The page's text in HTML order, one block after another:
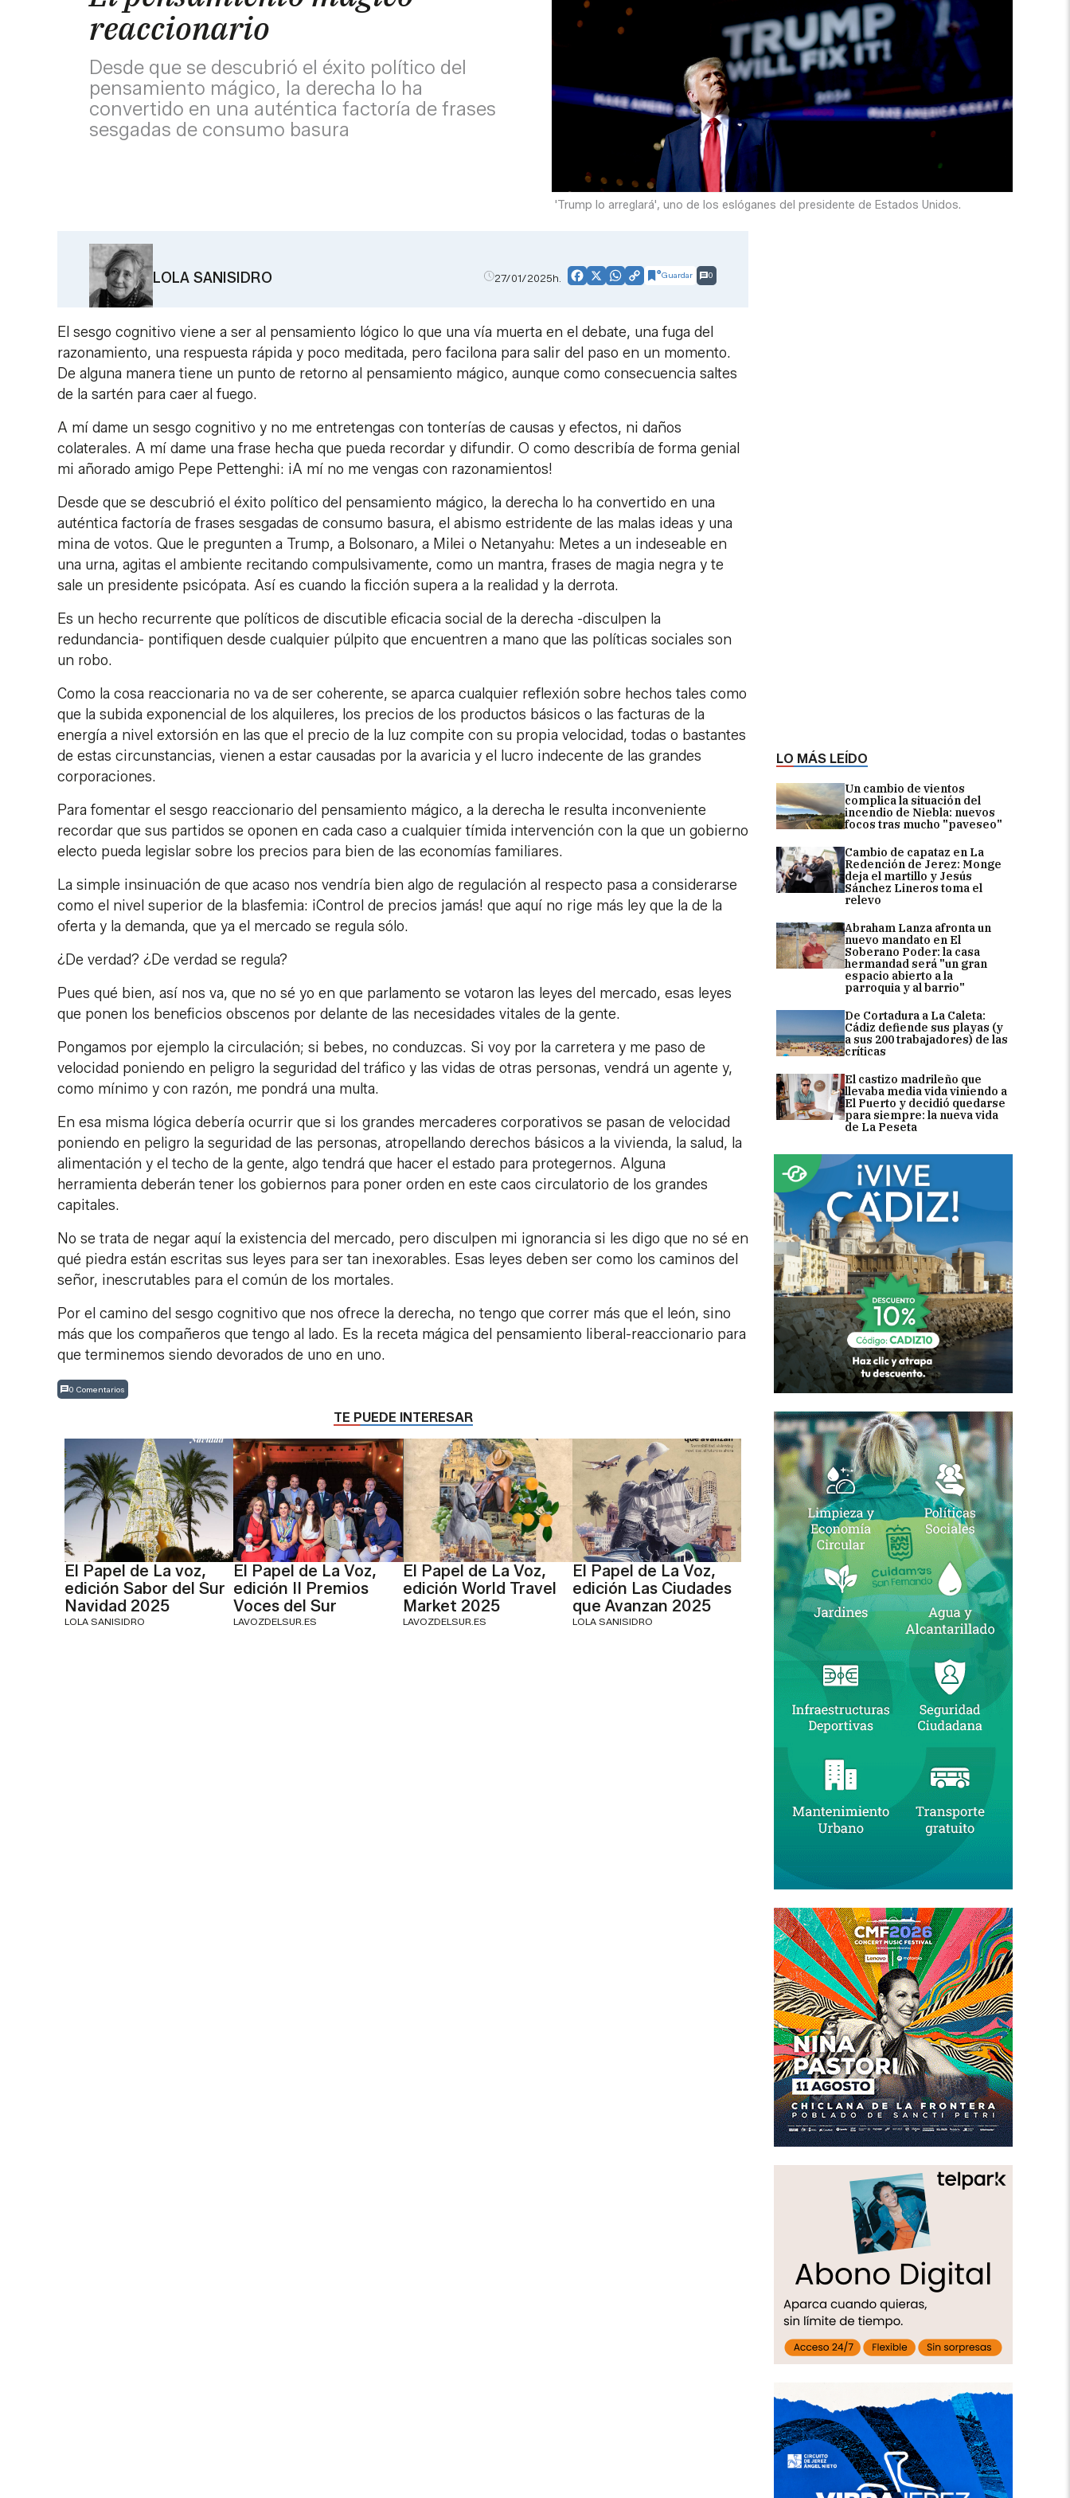
reaccionario
Desde que se descubrió el éxito político del
pensamiento mágico, la derecha lo ha
convertido en una auténtica factoría de frases
sesgadas de consumo basura
'Trump lo arreglará', uno de los eslóganes del presidente de Estados Unidos.
LO MÁS LEÍDO
Un cambio de vientos
complica la situación del
incendio de Niebla: nuevos
focos tras mucho "paveseo"
Cambio de capataz en La
Redención de Jerez: Monge
deja el martillo y Jesús
Sánchez Lineros toma el
relevo
Abraham Lanza afronta un
nuevo mandato en El
Soberano Poder: la casa
hermandad será "un gran
espacio abierto a la
parroquia y al barrio"
De Cortadura a La Caleta:
Cádiz defiende sus playas (y
a sus 200 trabajadores) de las
críticas
El castizo madrileño que
llevaba media vida viniendo a
El Puerto y decidió quedarse
para siempre: la nueva vida
de La Peseta
LOLA SANISIDRO 27/01/2025h. Facebook
X WhatsApp
CopyGuardar 0
El sesgo cognitivo viene a ser al pensamiento lógico lo que una vía muerta en el debate, una fuga del
razonamiento, una respuesta rápida y poco meditada, pero facilona para salir del paso en un momento.
De alguna manera tiene un punto de retorno al pensamiento mágico, aunque como consecuencia saltes
de la sartén para caer al fuego.
A mí dame un sesgo cognitivo y no me entretengas con tonterías de causas y efectos, ni daños
colaterales. A mí dame una frase hecha que pueda recordar y difundir. O como describía de forma genial
mi añorado amigo Pepe Pettenghi: ¡A mí no me vengas con razonamientos!
Desde que se descubrió el éxito político del pensamiento mágico, la derecha lo ha convertido en una
auténtica factoría de frases sesgadas de consumo basura, el abismo estridente de las malas ideas y una
mina de votos. Que le pregunten a Trump, a Bolsonaro, a Milei o Netanyahu: Metes a un indeseable en
una urna, agitas el ambiente recitando compulsivamente, como un mantra, frases de magia negra y te
sale un presidente psicópata. Así es cuando la ficción supera a la realidad y la derrota.
Es un hecho recurrente que políticos de discutible eficacia social de la derecha -disculpen la
redundancia- pontifiquen desde cualquier púlpito que encuentren a mano que las políticas sociales son
un robo.
Como la cosa reaccionaria no va de ser coherente, se aparca cualquier reflexión sobre hechos tales como
que la subida exponencial de los alquileres, los precios de los productos básicos o las facturas de la
energía a nivel extorsión en las que el precio de la luz compite con su propia velocidad, todas o bastantes
de estas circunstancias, vienen a estar causadas por la avaricia y el lucro indecente de las grandes
corporaciones.
Para fomentar el sesgo reaccionario del pensamiento mágico, a la derecha le resulta inconveniente
recordar que sus partidos se oponen en cada caso a cualquier tímida intervención con la que un gobierno
electo pueda legislar sobre los precios para bien de las economías familiares.
La simple insinuación de que acaso nos vendría bien algo de regulación al respecto pasa a considerarse
como el nivel superior de la blasfemia: ¡Control de precios jamás! que aquí no rige más ley que la de la
oferta y la demanda, que ya el mercado se regula sólo.
¿De verdad? ¿De verdad se regula?
Pues qué bien, así nos va, que no sé yo en que parlamento se votaron las leyes del mercado, esas leyes
que ponen los beneficios obscenos por delante de las necesidades vitales de la gente.
Pongamos por ejemplo la circulación; si bebes, no conduzcas. Si voy por la carretera y me paso de
velocidad poniendo en peligro la seguridad del tráfico y las vidas de otras personas, vendrá un agente y,
como mínimo y con razón, me pondrá una multa.
En esa misma lógica debería ocurrir que si los grandes mercaderes corporativos se pasan de velocidad
poniendo en peligro la seguridad de las personas, atropellando derechos básicos a la vivienda, la salud, la
alimentación y el techo de la gente, algo tendrá que hacer el estado para protegernos. Alguna
herramienta deberán tener los gobiernos para poner orden en este caos circulatorio de los grandes
capitales.
No se trata de negar aquí la existencia del mercado, pero disculpen mi ignorancia si les digo que no sé en
qué piedra están escritas sus leyes para ser tan inexorables. Esas leyes deben ser como los caminos del
señor, inescrutables para el común de los mortales.
Por el camino del sesgo cognitivo que nos ofrece la derecha, no tengo que correr más que el león, sino
más que los compañeros que tengo al lado. Es la receta mágica del pensamiento liberal-reaccionario para
que terminemos siendo devorados de uno en uno.
0 Comentarios
TE PUEDE INTERESAR
El Papel de La voz,
edición Sabor del Sur
Navidad 2025
LOLA SANISIDRO
El Papel de La Voz,
edición II Premios
Voces del Sur
LAVOZDELSUR.ES
El Papel de La Voz,
edición World Travel
Market 2025
LAVOZDELSUR.ES
El Papel de La Voz,
edición Las Ciudades
que Avanzan 2025
LOLA SANISIDRO